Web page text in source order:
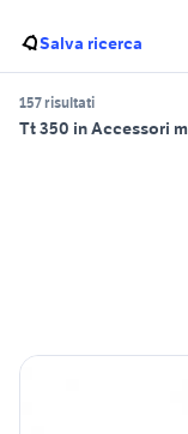
Salva ricerca
157 risultati
Tt 350 in Accessori